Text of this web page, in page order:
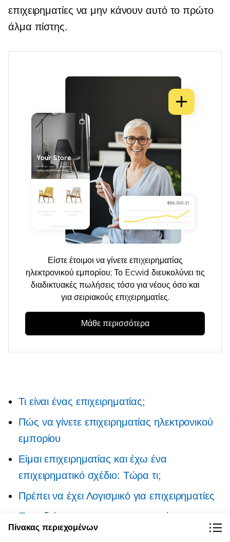
επιχειρηματίες να μην κάνουν αυτό το πρώτο
άλμα πίστης.
Είστε έτοιμοι να γίνετε επιχειρηματίας
ηλεκτρονικού εμπορίου; Το Ecwid διευκολύνει τις
διαδικτυακές πωλήσεις τόσο για νέους όσο και
για σειριακούς επιχειρηματίες.
Μάθε περισσότερα
Τι είναι ένας επιχειρηματίας;
Πώς να γίνετε επιχειρηματίας ηλεκτρονικού
εμπορίου
Είμαι επιχειρηματίας και έχω ένα
επιχειρηματικό σχέδιο: Τώρα τι;
Πρέπει να έχειΛογισμικό για επιχειρηματίες
Παραδείγματα των πιο επιτυχημένων
επιχειρηματιών
Πίνακας περιεχομένων